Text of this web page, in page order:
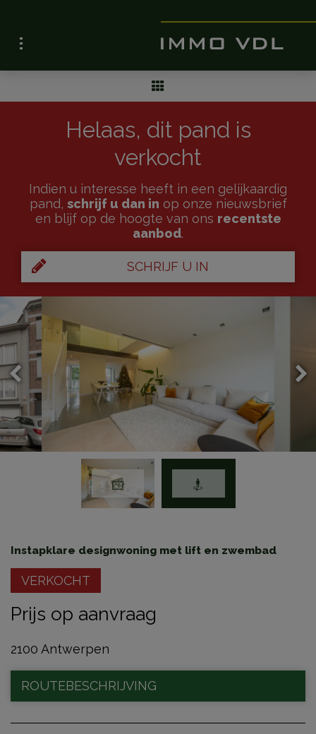
Helaas, dit pand is
verkocht
Indien u interesse heeft in een gelijkaardig
pand, schrijf u dan in op onze nieuwsbrief
en blijf op de hoogte van ons recentste
aanbod.
SCHRIJF U IN
Instapklare designwoning met lift en zwembad
VERKOCHT
Prijs op aanvraag
2100 Antwerpen
ROUTEBESCHRIJVING